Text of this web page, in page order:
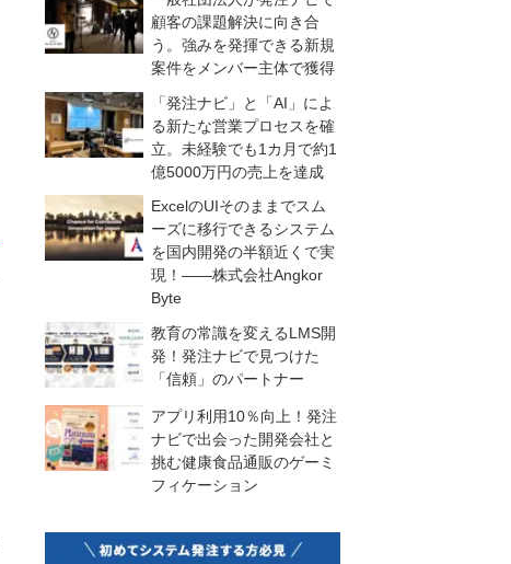
顧客の課題解決に向き合
う。強みを発揮できる新規
案件をメンバー主体で獲得
「発注ナビ」と「AI」によ
る新たな営業プロセスを確
立。未経験でも1カ月で約1
億5000万円の売上を達成
ExcelのUIそのままでスム
ーズに移行できるシステム
を国内開発の半額近くで実
現！――株式会社Angkor
Byte
教育の常識を変えるLMS開
発！発注ナビで見つけた
「信頼」のパートナー
アプリ利用10％向上！発注
ナビで出会った開発会社と
挑む健康食品通販のゲーミ
フィケーション